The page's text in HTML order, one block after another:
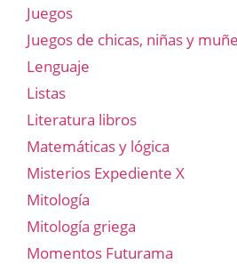
Juegos
Juegos de chicas, niñas y
Lenguaje
Listas
Literatura libros
Matemáticas y lógica
Misterios Expediente X
Mitología
Mitología griega
Momentos Futurama